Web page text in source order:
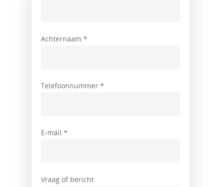
Achternaam *
Telefoonnummer *
E-mail *
Vraag of bericht